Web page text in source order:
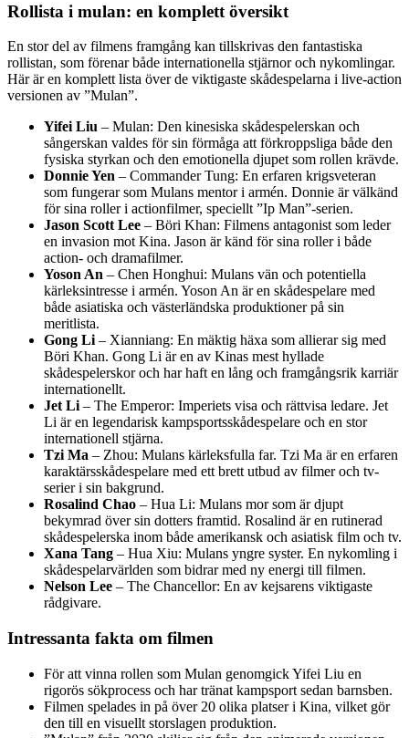
Rollista i mulan: en komplett översikt
En stor del av filmens framgång kan tillskrivas den fantastiska
rollistan, som förenar både internationella stjärnor och nykomlingar.
Här är en komplett lista över de viktigaste skådespelarna i live-action
versionen av ”Mulan”.
Yifei Liu – Mulan: Den kinesiska skådespelerskan och
sångerskan valdes för sin förmåga att förkroppsliga både den
fysiska styrkan och den emotionella djupet som rollen krävde.
Donnie Yen – Commander Tung: En erfaren krigsveteran
som fungerar som Mulans mentor i armén. Donnie är välkänd
för sina roller i actionfilmer, speciellt ”Ip Man”-serien.
Jason Scott Lee – Böri Khan: Filmens antagonist som leder
en invasion mot Kina. Jason är känd för sina roller i både
action- och dramafilmer.
Yoson An – Chen Honghui: Mulans vän och potentiella
kärleksintresse i armén. Yoson An är en skådespelare med
både asiatiska och västerländska produktioner på sin
meritlista.
Gong Li – Xianniang: En mäktig häxa som allierar sig med
Böri Khan. Gong Li är en av Kinas mest hyllade
skådespelerskor och har haft en lång och framgångsrik karriär
internationellt.
Jet Li – The Emperor: Imperiets visa och rättvisa ledare. Jet
Li är en legendarisk kampsportsskådespelare och en stor
internationell stjärna.
Tzi Ma – Zhou: Mulans kärleksfulla far. Tzi Ma är en erfaren
karaktärsskådespelare med ett brett utbud av filmer och tv-
serier i sin bakgrund.
Rosalind Chao – Hua Li: Mulans mor som är djupt
bekymrad över sin dotters framtid. Rosalind är en rutinerad
skådespelerska inom både amerikansk och asiatisk film och tv.
Xana Tang – Hua Xiu: Mulans yngre syster. En nykomling i
skådespelarvärlden som bidrar med ny energi till filmen.
Nelson Lee – The Chancellor: En av kejsarens viktigaste
rådgivare.
Intressanta fakta om filmen
För att vinna rollen som Mulan genomgick Yifei Liu en
rigorös sökprocess och har tränat kampsport sedan barnsben.
Filmen spelades in på över 20 olika platser i Kina, vilket gör
den till en visuellt storslagen produktion.